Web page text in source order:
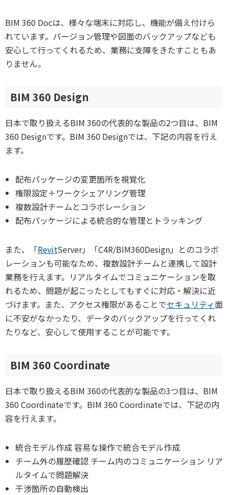
BIM 360 Docは、様々な端末に対応し、機能が備え付けら
れています。バージョン管理や図面のバックアップなども
安心して行ってくれるため、業務に支障をきたすこともあ
りません。
BIM 360 Design
日本で取り扱えるBIM 360の代表的な製品の2つ目は、BIM
360 Designです。BIM 360 Designでは、下記の内容を行え
ます。
配布パッケージの変更箇所を視覚化
権限設定＋ワークシェアリング管理
複数設計チームとコラボレーション
配布パッケージによる統合的な管理とトラッキング
また、「RevitServer」「C4R/BIM360Design」とのコラボ
レーションも可能なため、複数設計チームと連携して設計
業務を行えます。リアルタイムでコミュニケーションを取
れるため、問題が起こったとしてもすぐに対応・解決に近
づけます。また、アクセス権限があることでセキュリティ面
に不安がなかったり、データのバックアップを行ってくれ
たりなど、安心して使用することが可能です。
BIM 360 Coordinate
日本で取り扱えるBIM 360の代表的な製品の3つ目は、BIM
360 Coordinateです。BIM 360 Coordinateでは、下記の内
容を行えます。
統合モデル作成 容易な操作で統合モデル作成
チーム外の履歴確認 チーム内のコミュニケーション リア
ルタイムで問題解決
干渉箇所の自動検出